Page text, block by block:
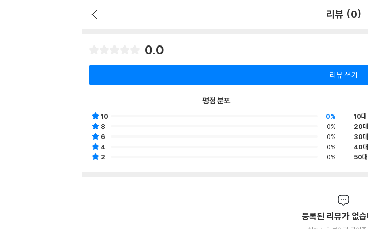
리뷰 (0)
0.0
리뷰 쓰기
평점 분포
10
0%
8
0%
6
0%
4
0%
2
0%
10대
20대
30대
40대
50대
등록된 리뷰가 없